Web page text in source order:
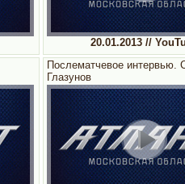
20.01.2013 //
Послематчевое интервью.
Глазунов